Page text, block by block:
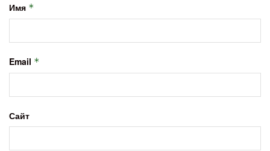
Имя *
Email *
Сайт